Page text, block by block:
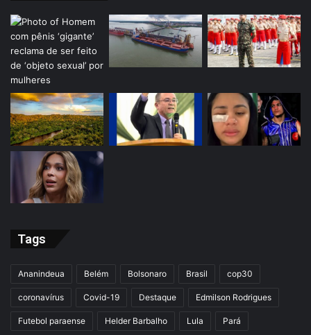
Tags
Ananindeua Belém Bolsonaro Brasil cop30
coronavírus Covid-19 Destaque Edmilson Rodrigues
Futebol paraense Helder Barbalho Lula Pará